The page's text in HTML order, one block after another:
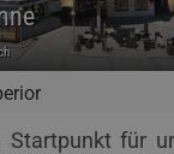
Startpunkt für